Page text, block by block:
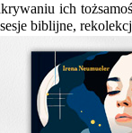
ich
biblijne,